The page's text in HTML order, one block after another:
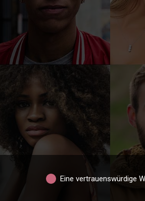
Eine vertrauenswürdige